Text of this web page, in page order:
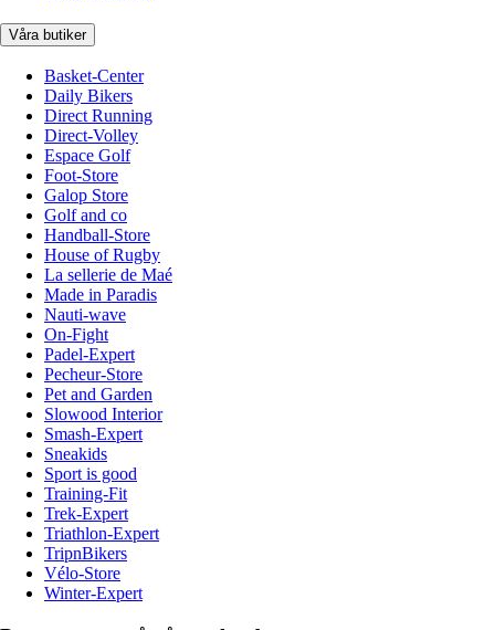
Våra butiker
Basket-Center
Daily Bikers
Direct Running
Direct-Volley
Espace Golf
Foot-Store
Galop Store
Golf and co
Handball-Store
House of Rugby
La sellerie de Maé
Made in Paradis
Nauti-wave
On-Fight
Padel-Expert
Pecheur-Store
Pet and Garden
Slowood Interior
Smash-Expert
Sneakids
Sport is good
Training-Fit
Trek-Expert
Triathlon-Expert
TripnBikers
Vélo-Store
Winter-Expert